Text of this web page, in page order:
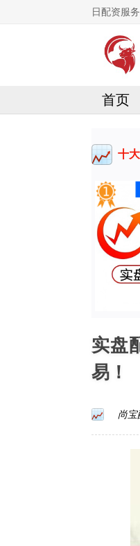
日配资服
首页
十
实盘
易！
尚宝